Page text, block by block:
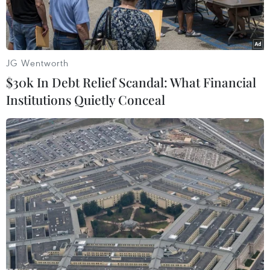
(Ảnh minh họa: Duy Khương/TTXVN)
Theo Trung tâm Dự báo Khí tượng Thủy văn
Trung ương, khu vực vịnh Bắc Bộ đã có gió
mạnh cấp 5, có lúc cấp 6, giật cấp 7; biển động.
Dự báo đêm nay, khu vực vịnh Bắc Bộ tiếp tục
JG Wentworth
$30k In Debt Relief Scandal: What Financial
Institutions Quietly Conceal